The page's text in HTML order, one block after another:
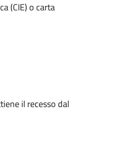
(CIE) o carta
il recesso dal